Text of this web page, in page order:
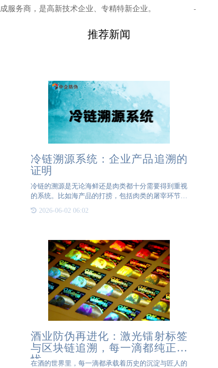
成服务商，是高新技术企业、专精特新企业。 -
推荐新闻
冷链溯源系统：企业产品追溯的
证明
冷链的溯源是无论海鲜还是肉类都十分需要得到重视
的系统。比如海产品的打捞，包括肉类的屠宰环节，
家负责收集并上传至冷链溯源系统中。系统中的信息
2026-06-02 06:02
酒业防伪再进化：激光镭射标签
与区块链追溯，每一滴都纯正无
忧
在酒的世界里，每一滴都承载着历史的沉淀与匠人的